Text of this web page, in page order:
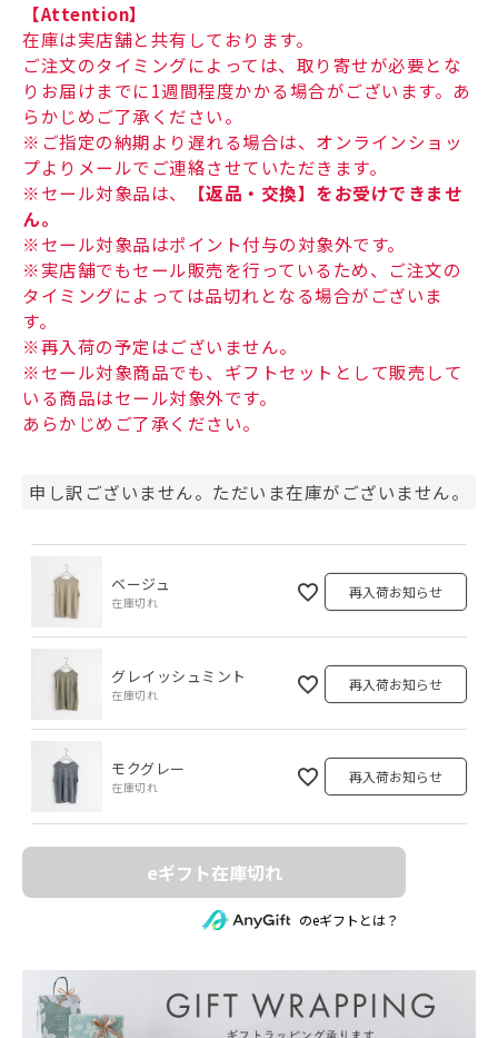
【Attention】
在庫は実店舗と共有しております。
ご注文のタイミングによっては、取り寄せが必要とな
りお届けまでに1週間程度かかる場合がございます。あ
らかじめご了承ください。
※ご指定の納期より遅れる場合は、オンラインショッ
プよりメールでご連絡させていただきます。
※セール対象品は、
【返品・交換】をお受けできませ
ん。
※セール対象品はポイント付与の対象外です。
※実店舗でもセール販売を行っているため、ご注文の
タイミングによっては品切れとなる場合がございま
す。
※再入荷の予定はございません。
※セール対象商品でも、ギフトセットとして販売して
いる商品はセール対象外です。
あらかじめご了承ください。
申し訳ございません。ただいま在庫がございません。
ベージュ
在庫切れ
再入荷お知らせ
グレイッシュミント
在庫切れ
再入荷お知らせ
モクグレー
在庫切れ
再入荷お知らせ
eギフト在庫切れ
のeギフトとは？